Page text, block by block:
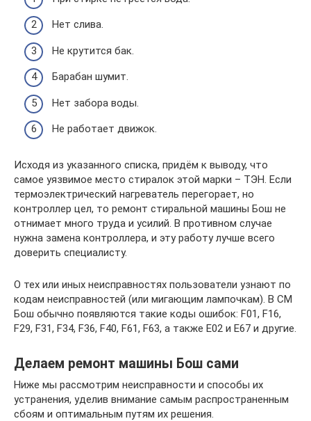
Нет слива.
Не крутится бак.
Барабан шумит.
Нет забора воды.
Не работает движок.
Исходя из указанного списка, придём к выводу, что
самое уязвимое место стиралок этой марки – ТЭН. Если
термоэлектрический нагреватель перегорает, но
контроллер цел, то ремонт стиральной машины Бош не
отнимает много труда и усилий. В противном случае
нужна замена контроллера, и эту работу лучше всего
доверить специалисту.
О тех или иных неисправностях пользователи узнают по
кодам неисправностей (или мигающим лампочкам). В СМ
Бош обычно появляются такие коды ошибок: F01, F16,
F29, F31, F34, F36, F40, F61, F63, а также E02 и E67 и другие.
Делаем ремонт машины Бош сами
Ниже мы рассмотрим неисправности и способы их
устранения, уделив внимание самым распространенным
сбоям и оптимальным путям их решения.